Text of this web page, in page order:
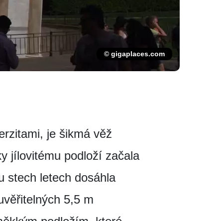
© gigaplaces.com
je šikmá věž
jílovitému podloží začala
stech letech dosáhla
5,5 m